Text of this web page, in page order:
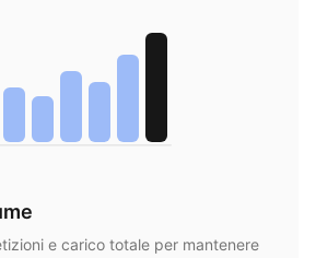
e carico totale per mantenere